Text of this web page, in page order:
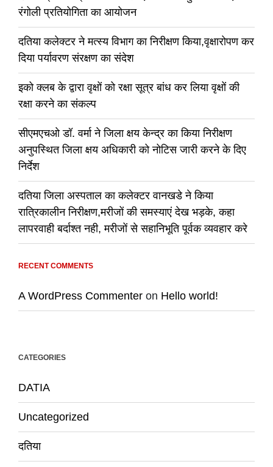
रंगोली प्रतियोगिता का आयोजन
दतिया कलेक्टर ने मत्स्य विभाग का निरीक्षण किया,वृक्षारोपण कर
दिया पर्यावरण संरक्षण का संदेश
इको क्लब के द्वारा वृक्षों को रक्षा सूत्र बांध कर लिया वृक्षों की
रक्षा करने का संकल्प
सीएमएचओ डॉ. वर्मा ने जिला क्षय केन्द्र का किया निरीक्षण
अनुपस्थित जिला क्षय अधिकारी को नोटिस जारी करने के दिए
निर्देश
दतिया जिला अस्पताल का कलेक्टर वानखडे ने किया
रात्रिकालीन निरीक्षण,मरीजों की समस्याएं देख भड़के, कहा
लापरवाही बर्दाश्त नही, मरीजों से सहानिभूति पूर्वक व्यवहार करे
RECENT COMMENTS
A WordPress Commenter on Hello world!
CATEGORIES
DATIA
Uncategorized
दतिया